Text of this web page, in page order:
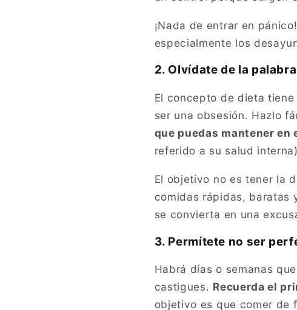
¡Nada de entrar en
especialmente los
2. Olvídate de la
El concepto de dieta
ser una obsesión. Hazlo
que puedas mantener en
referido a su salud
El objetivo no es tener la
comidas rápidas, baratas
se convierta en una
3. Permítete no ser
Habrá días o semanas
castigues. Recuerda el
objetivo es que comer de